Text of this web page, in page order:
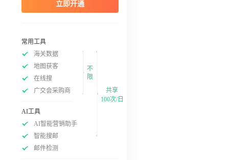
立即开通
常用工具
海关数据
地图获客
在线搜
广交会采购商
不
限
AI工具
AI智能营销助手
智能搜邮
邮件检测
共享
100次/日